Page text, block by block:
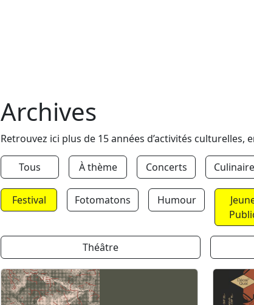
Archives
Retrouvez ici plus de 15 années d’activités culturelles,
Tous À thème Concerts Culinaire
Festival Fotomatons Humour
Théâtre